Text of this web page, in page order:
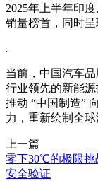
2025年上半年印
销量榜首，同时呈
当前，中国汽车
行业领先的新能
推动 “中国制造”
力，重新绘制全球
上一篇
零下30℃的极限挑
安全验证